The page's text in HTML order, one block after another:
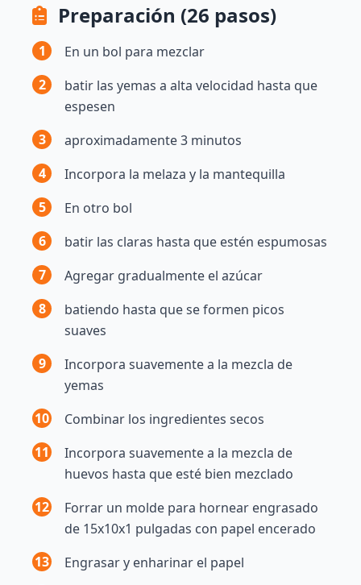
Preparación (26 pasos)
1
En un bol para mezclar
2
batir las yemas a alta velocidad hasta que
espesen
3
aproximadamente 3 minutos
4
Incorpora la melaza y la mantequilla
5
En otro bol
6
batir las claras hasta que estén espumosas
7
Agregar gradualmente el azúcar
8
batiendo hasta que se formen picos
suaves
9
Incorpora suavemente a la mezcla de
yemas
10
Combinar los ingredientes secos
11
Incorpora suavemente a la mezcla de
huevos hasta que esté bien mezclado
12
Forrar un molde para hornear engrasado
de 15x10x1 pulgadas con papel encerado
13
Engrasar y enharinar el papel